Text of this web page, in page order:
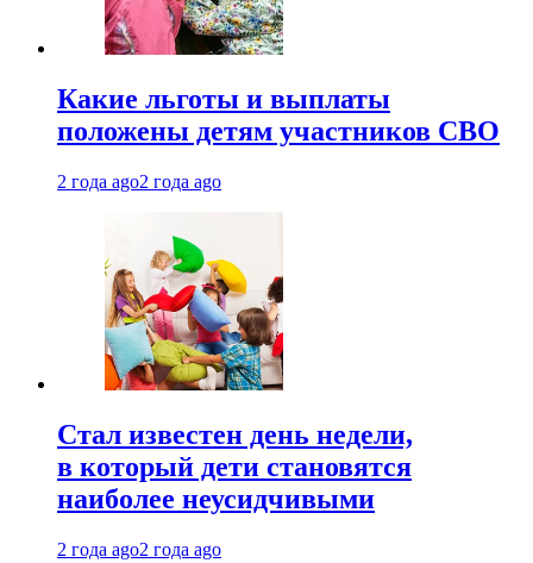
Какие льготы и выплаты
положены детям участников СВО
2 года ago2 года ago
Стал известен день недели,
в который дети становятся
наиболее неусидчивыми
2 года ago2 года ago